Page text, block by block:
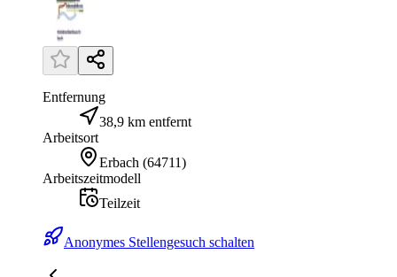
Entfernung
38,9 km entfernt
Arbeitsort
Erbach (64711)
Arbeitszeitmodell
Teilzeit
Anonymes Stellengesuch schalten